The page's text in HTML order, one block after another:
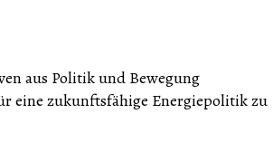
aus Politik und Bewegung
eine zukunftsfähige Energiepolitik zu